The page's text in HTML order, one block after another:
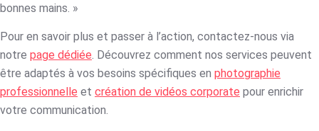
bonnes mains. »
Pour en savoir plus et passer à l’action, contactez-nous via
notre page dédiée. Découvrez comment nos services peuvent
être adaptés à vos besoins spécifiques en photographie
professionnelle et création de vidéos corporate pour enrichir
votre communication.